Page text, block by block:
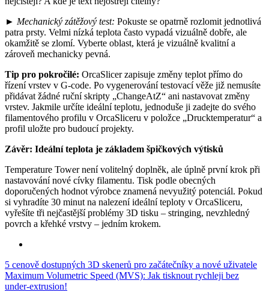
► Mechanický zátěžový test: Pokuste se opatrně rozlomit jednotlivá
patra prsty. Velmi nízká teplota často vypadá vizuálně dobře, ale
okamžitě se zlomí. Vyberte oblast, která je vizuálně kvalitní a
zároveň mechanicky pevná.
Tip pro pokročilé: OrcaSlicer zapisuje změny teplot přímo do
řízení vrstev v G-code. Po vygenerování testovací věže již nemusíte
přidávat žádné ruční skripty „ChangeAtZ“ ani nastavovat změny
vrstev. Jakmile určíte ideální teplotu, jednoduše ji zadejte do svého
filamentového profilu v OrcaSliceru v položce „Drucktemperatur“ a
profil uložte pro budoucí projekty.
Závěr: Ideální teplota je základem špičkových výtisků
Temperature Tower není volitelný doplněk, ale úplně první krok při
nastavování nové cívky filamentu. Tisk podle obecných
doporučených hodnot výrobce znamená nevyužitý potenciál. Pokud
si vyhradíte 30 minut na nalezení ideální teploty v OrcaSliceru,
vyřešíte tři nejčastější problémy 3D tisku – stringing, nevzhledný
povrch a křehké vrstvy – jedním krokem.
5 cenově dostupných 3D skenerů pro začátečníky a nové uživatele
Maximum Volumetric Speed (MVS): Jak tisknout rychleji bez
under-extrusion!